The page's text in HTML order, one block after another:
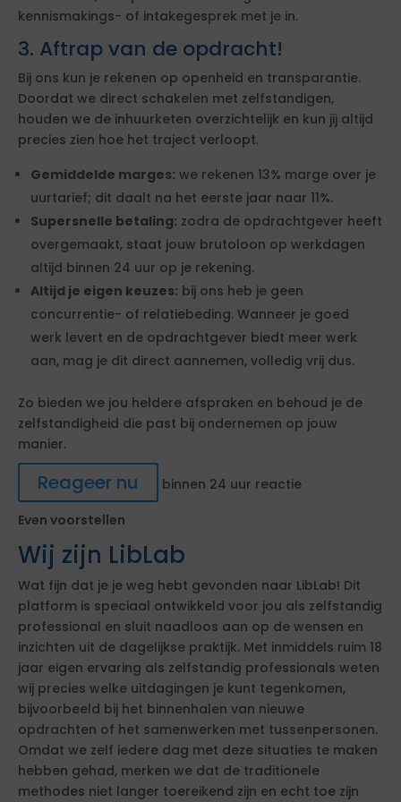
kennismakings- of intakegesprek met je in.
3. Aftrap van de opdracht!
Bij ons kun je rekenen op openheid en transparantie.
Doordat we direct schakelen met zelfstandigen,
houden we de inhuurketen overzichtelijk en kun jij altijd
precies zien hoe het traject verloopt.
Gemiddelde marges: we rekenen 13% marge over je
uurtarief; dit daalt na het eerste jaar naar 11%.
Supersnelle betaling: zodra de opdrachtgever heeft
overgemaakt, staat jouw brutoloon op werkdagen
altijd binnen 24 uur op je rekening.
Altijd je eigen keuzes: bij ons heb je geen
concurrentie- of relatiebeding. Wanneer je goed
werk levert en de opdrachtgever biedt meer werk
aan, mag je dit direct aannemen, volledig vrij dus.
Zo bieden we jou heldere afspraken en behoud je de
zelfstandigheid die past bij ondernemen op jouw
manier.
Reageer nu
binnen 24 uur reactie
Even voorstellen
Wij zijn LibLab
Wat fijn dat je je weg hebt gevonden naar LibLab! Dit
platform is speciaal ontwikkeld voor jou als zelfstandig
professional en sluit naadloos aan op de wensen en
inzichten uit de dagelijkse praktijk. Met inmiddels ruim 18
jaar eigen ervaring als zelfstandig professionals weten
wij precies welke uitdagingen je kunt tegenkomen,
bijvoorbeeld bij het binnenhalen van nieuwe
opdrachten of het samenwerken met tussenpersonen.
Omdat we zelf iedere dag met deze situaties te maken
hebben gehad, merken we dat de traditionele
methodes niet langer toereikend zijn en echt toe zijn